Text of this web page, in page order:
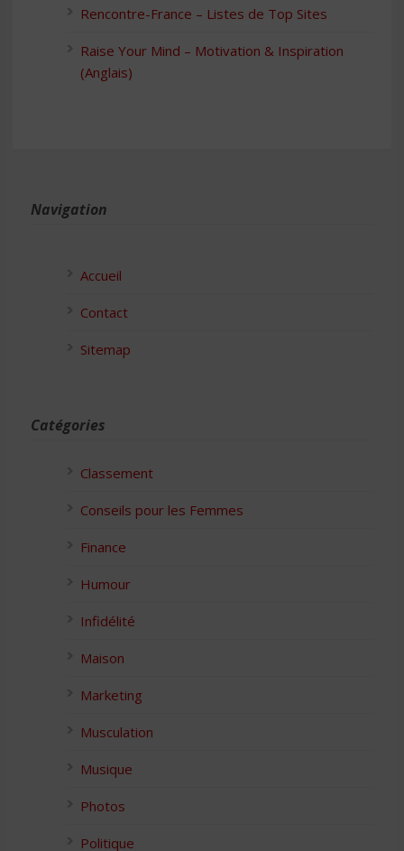
Rencontre-France – Listes de Top Sites
Raise Your Mind – Motivation & Inspiration
(Anglais)
Navigation
Accueil
Contact
Sitemap
Catégories
Classement
Conseils pour les Femmes
Finance
Humour
Infidélité
Maison
Marketing
Musculation
Musique
Photos
Politique